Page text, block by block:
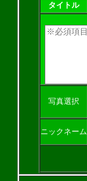
タイトル
写真選択
ニックネーム